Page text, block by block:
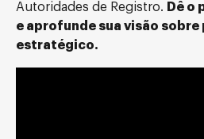
Autoridades de Registro. Dê o
e aprofunde sua visão
estratégico.